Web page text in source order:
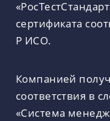
сертификата
Р ИСО.
Компанией
соответствия в
«Система